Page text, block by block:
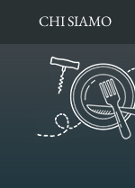
contenuto
CHI SIAMO